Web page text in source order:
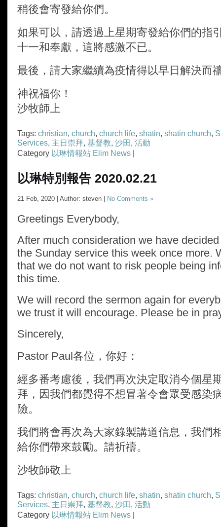
稍後會寄發給你們。
如果可以，請透過上星期寄發給你們的指
十一和奉獻，這將感激不已。
最後，請大家繼續為疫情得以早日解決而
神祝福你！
沙牧師上
Tags: christian, church, church life, shatin, shatin church,
Services, 主日崇拜, 基督教, 沙田 , 活動
Category 以琳情報站 Elim News
以琳特別報告 2020.02.21
21 Feb, 2020 | Author: steven | No Comments »
Greetings Everybody,
After much consideration we have
the Sunday service this week once more.
that we do not want to risk people being
this time.
We will record the sermon again for
we trust it will encourage. Please be in
Sincerely,
Pastor Paul各位，你好：
經多番考慮後，我們再次決定取消今個星
拜，因我們都覺得不想冒著令會眾受感染
險。
我們將會再次為大家錄製講道信息，我們
給你們帶來鼓勵。請祈禱。
沙牧師敬上
Tags: christian, church, church life, shatin, shatin church,
Services, 主日崇拜, 基督教, 沙田 , 活動
Category 以琳情報站 Elim News